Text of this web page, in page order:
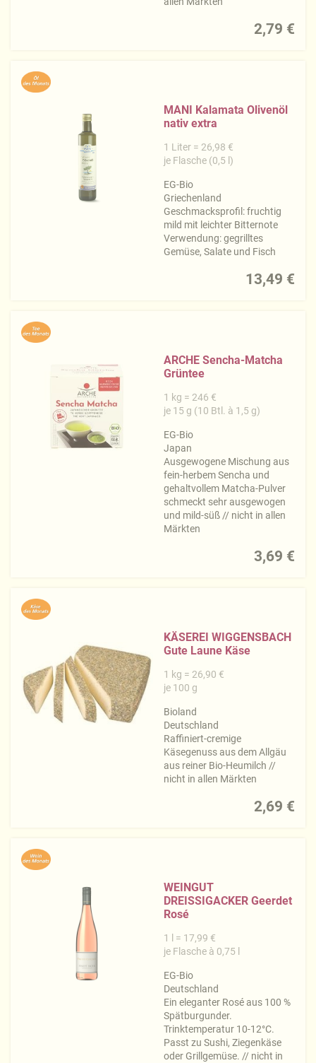
2,79 €
MANI Kalamata Olivenöl
nativ extra
1 Liter = 26,98 €
je Flasche (0,5 l)
EG-Bio
Griechenland
Geschmacksprofil: fruchtig
mild mit leichter Bitternote
Verwendung: gegrilltes
Gemüse, Salate und Fisch
13,49 €
ARCHE Sencha-Matcha
Grüntee
1 kg = 246 €
je 15 g (10 Btl. à 1,5 g)
EG-Bio
Japan
Ausgewogene Mischung aus
fein-herbem Sencha und
gehaltvollem Matcha-Pulver
schmeckt sehr ausgewogen
und mild-süß // nicht in allen
Märkten
3,69 €
KÄSEREI WIGGENSBACH
Gute Laune Käse
1 kg = 26,90 €
je 100 g
Bioland
Deutschland
Raffiniert-cremige
Käsegenuss aus dem Allgäu
aus reiner Bio-Heumilch //
nicht in allen Märkten
2,69 €
WEINGUT
DREISSIGACKER Geerdet
Rosé
1 l = 17,99 €
je Flasche à 0,75 l
EG-Bio
Deutschland
Ein eleganter Rosé aus 100 %
Spätburgunder.
Trinktemperatur 10-12°C.
Passt zu Sushi, Ziegenkäse
oder Grillgemüse. // nicht in